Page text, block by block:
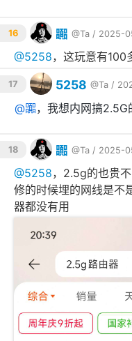
16 嚻 @Ta / 2025-
@5258，这玩意有100
17 5258 @Ta /
@嚻，我想内网搞
18 嚻 @Ta / 2025-
@5258，2.5g的也贵
修的时候埋的网线是不
器都没有用